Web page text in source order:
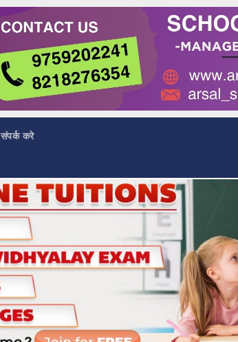
संपर्क करे